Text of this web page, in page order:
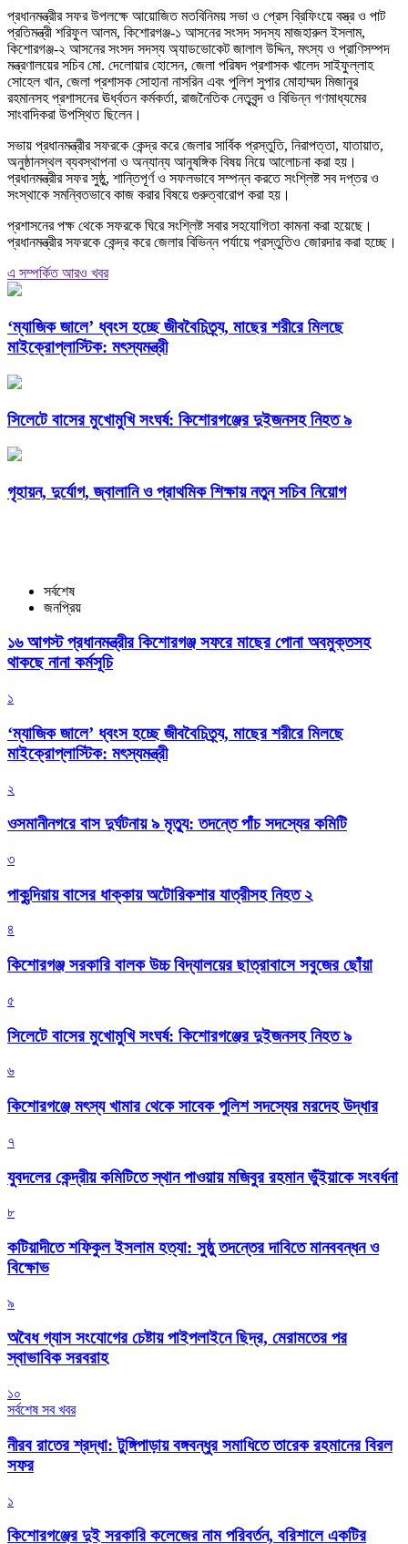
প্রধানমন্ত্রীর সফর উপলক্ষে আয়োজিত মতবিনিময় সভা ও প্রেস ব্রিফিংয়ে বস্ত্র ও পাট
প্রতিমন্ত্রী শরিফুল আলম, কিশোরগঞ্জ-১ আসনের সংসদ সদস্য মাজহারুল ইসলাম,
কিশোরগঞ্জ-২ আসনের সংসদ সদস্য অ্যাডভোকেট জালাল উদ্দিন, মৎস্য ও প্রাণিসম্পদ
মন্ত্রণালয়ের সচিব মো. দেলোয়ার হোসেন, জেলা পরিষদ প্রশাসক খালেদ সাইফুল্লাহ
সোহেল খান, জেলা প্রশাসক সোহানা নাসরিন এবং পুলিশ সুপার মোহাম্মদ মিজানুর
রহমানসহ প্রশাসনের ঊর্ধ্বতন কর্মকর্তা, রাজনৈতিক নেতৃবৃন্দ ও বিভিন্ন গণমাধ্যমের
সাংবাদিকরা উপস্থিত ছিলেন।
সভায় প্রধানমন্ত্রীর সফরকে কেন্দ্র করে জেলার সার্বিক প্রস্তুতি, নিরাপত্তা, যাতায়াত,
অনুষ্ঠানস্থল ব্যবস্থাপনা ও অন্যান্য আনুষঙ্গিক বিষয় নিয়ে আলোচনা করা হয়।
প্রধানমন্ত্রীর সফর সুষ্ঠু, শান্তিপূর্ণ ও সফলভাবে সম্পন্ন করতে সংশ্লিষ্ট সব দপ্তর ও
সংস্থাকে সমন্বিতভাবে কাজ করার বিষয়ে গুরুত্বারোপ করা হয়।
প্রশাসনের পক্ষ থেকে সফরকে ঘিরে সংশ্লিষ্ট সবার সহযোগিতা কামনা করা হয়েছে।
প্রধানমন্ত্রীর সফরকে কেন্দ্র করে জেলার বিভিন্ন পর্যায়ে প্রস্তুতিও জোরদার করা হচ্ছে।
এ সম্পর্কিত আরও খবর
‘ম্যাজিক জালে’ ধ্বংস হচ্ছে জীববৈচিত্র্য, মাছের শরীরে মিলছে
মাইক্রোপ্লাস্টিক: মৎস্যমন্ত্রী
সিলেটে বাসের মুখোমুখি সংঘর্ষ: কিশোরগঞ্জের দুইজনসহ নিহত ৯
গৃহায়ন, দুর্যোগ, জ্বালানি ও প্রাথমিক শিক্ষায় নতুন সচিব নিয়োগ
সর্বশেষ
জনপ্রিয়
১৬ আগস্ট প্রধানমন্ত্রীর কিশোরগঞ্জ সফরে মাছের পোনা অবমুক্তসহ
থাকছে নানা কর্মসূচি
১
‘ম্যাজিক জালে’ ধ্বংস হচ্ছে জীববৈচিত্র্য, মাছের শরীরে মিলছে
মাইক্রোপ্লাস্টিক: মৎস্যমন্ত্রী
২
ওসমানীনগরে বাস দুর্ঘটনায় ৯ মৃত্যু: তদন্তে পাঁচ সদস্যের কমিটি
৩
পাকুন্দিয়ায় বাসের ধাক্কায় অটোরিকশার যাত্রীসহ নিহত ২
৪
কিশোরগঞ্জ সরকারি বালক উচ্চ বিদ্যালয়ের ছাত্রাবাসে সবুজের ছোঁয়া
৫
সিলেটে বাসের মুখোমুখি সংঘর্ষ: কিশোরগঞ্জের দুইজনসহ নিহত ৯
৬
কিশোরগঞ্জে মৎস্য খামার থেকে সাবেক পুলিশ সদস্যের মরদেহ উদ্ধার
৭
যুবদলের কেন্দ্রীয় কমিটিতে স্থান পাওয়ায় মজিবুর রহমান ভুঁইয়াকে সংবর্ধনা
৮
কটিয়াদীতে শফিকুল ইসলাম হত্যা: সুষ্ঠু তদন্তের দাবিতে মানববন্ধন ও
বিক্ষোভ
৯
অবৈধ গ্যাস সংযোগের চেষ্টায় পাইপলাইনে ছিদ্র, মেরামতের পর
স্বাভাবিক সরবরাহ
১০
সর্বশেষ সব খবর
নীরব রাতের শ্রদ্ধা: টুঙ্গিপাড়ায় বঙ্গবন্ধুর সমাধিতে তারেক রহমানের বিরল
সফর
১
কিশোরগঞ্জের দুই সরকারি কলেজের নাম পরিবর্তন, বরিশালে একটির